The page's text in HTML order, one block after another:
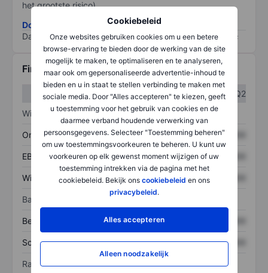
Cookiebeleid
Onze websites gebruiken cookies om u een betere
browse-ervaring te bieden door de werking van de site
mogelijk te maken, te optimaliseren en te analyseren,
maar ook om gepersonaliseerde advertentie-inhoud te
bieden en u in staat te stellen verbinding te maken met
sociale media. Door "Alles accepteren" te kiezen, geeft
u toestemming voor het gebruik van cookies en de
daarmee verband houdende verwerking van
persoonsgegevens. Selecteer "Toestemming beheren"
om uw toestemmingsvoorkeuren te beheren. U kunt uw
voorkeuren op elk gewenst moment wijzigen of uw
toestemming intrekken via de pagina met het
cookiebeleid. Bekijk ons cookiebeleid en ons
privacybeleid.
Alles accepteren
Alleen noodzakelijk
het grootste risico).
Download de ESG-risicomethodologie
Data provided by
/
Financiële gegevens
Q1
Q2
Winst/verlies
Omzet XXXXXXX XXXXXXX
EBITDA XXXXXXX XXXXXXX
Winst XXXXXXX XXXXXXX
Balans
Bezittingen XXXXXXX
Schulden XXXXXXX XXXXXXX
Ratio's